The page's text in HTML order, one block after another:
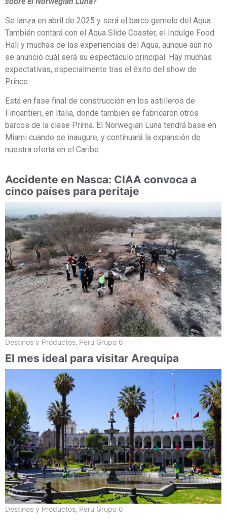
Se lanza en abril de 2025 y será el barco gemelo del Aqua.
También contará con el Aqua Slide Coaster, el Indulge Food
Hall y muchas de las experiencias del Aqua, aunque aún no
se anunció cuál será su espectáculo principal. Hay muchas
expectativas, especialmente tras el éxito del show de
Prince.
Está en fase final de construcción en los astilleros de
Fincantieri, en Italia, donde también se fabricaron otros
barcos de la clase Prima. El Norwegian Luna tendrá base en
Miami cuando se inaugure, y continuará la expansión de
nuestra oferta en el Caribe.
Accidente en Nasca: CIAA convoca a
cinco países para peritaje
Destinos y Productos, Peru Grupo 6
El mes ideal para visitar Arequipa
Destinos y Productos, Peru Grupo 6